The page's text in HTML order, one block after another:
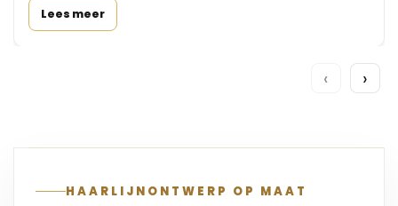
Lees meer
‹ ›
HAARLIJNONTWERP OP MAAT